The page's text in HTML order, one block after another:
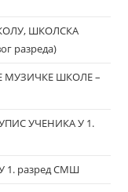
ШКОЛСКА
разреда)
МУЗИЧКЕ ШКОЛЕ –
УЧЕНИКА У 1.
1. разред СМШ